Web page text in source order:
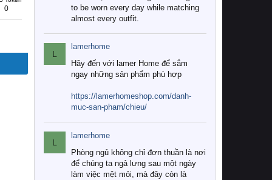
0
to be worn every day while matching
almost every outfit.
L
lamerhome
Hãy đến với lamer Home để sắm
ngay những sản phẩm phù hợp
https://lamerhomeshop.com/danh-
muc-san-pham/chieu/
L
lamerhome
Phòng ngủ không chỉ đơn thuần là nơi
để chúng ta ngả lưng sau một ngày
làm việc mệt mỏi, mà đây còn là